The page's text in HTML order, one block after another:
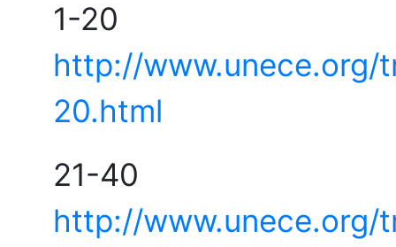
http://www.unece.org/
20.html
http://www.unece.org/